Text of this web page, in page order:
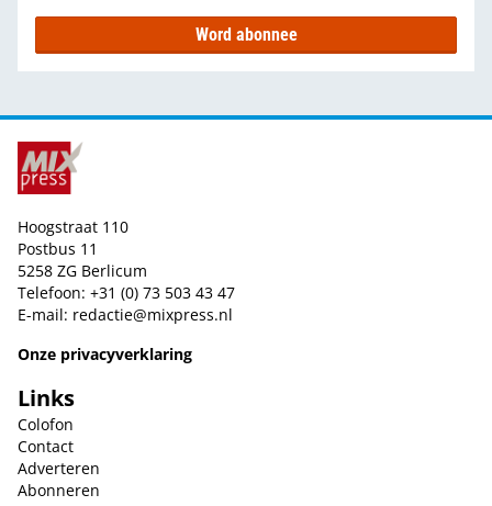
Word abonnee
Hoogstraat 110
Postbus 11
5258 ZG Berlicum
Telefoon: +31 (0) 73 503 43 47
E-mail: redactie@mixpress.nl
Onze privacyverklaring
Links
Colofon
Contact
Adverteren
Abonneren